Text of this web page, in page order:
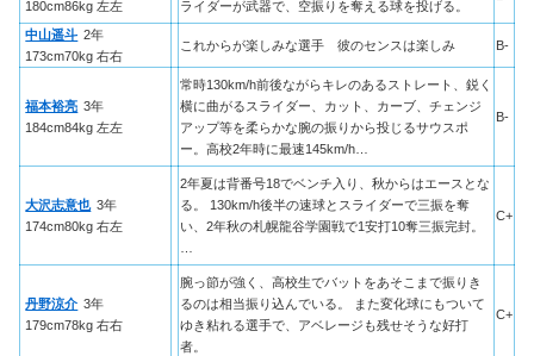
180cm86kg 左左
ライダーが武器で、空振りを奪える球を投げる。
中山遥斗 2年
173cm70kg 右右
これからが楽しみな選手 彼のセンスは楽しみ B-
福本裕亮 3年
184cm84kg 左左
常時130km/h前後ながらキレのあるストレート、鋭く
横に曲がるスライダー、カット、カーブ、チェンジ
アップ等を柔らかな腕の振りから投じるサウスポ
ー。高校2年時に最速145km/h…
B-
大沢志意也 3年
174cm80kg 右左
2年夏は背番号18でベンチ入り、秋からはエースとな
る。 130km/h後半の速球とスライダーで三振を奪
い、2年秋の札幌龍谷学園戦で1安打10奪三振完封。
C+
丹野涼介 3年
179cm78kg 右右
腕っ節が強く、高校生でバットをあそこまで振りき
るのは相当振り込んでいる。 また変化球にもついて
ゆき粘れる選手で、アベレージも残せそうな好打
者。
C+